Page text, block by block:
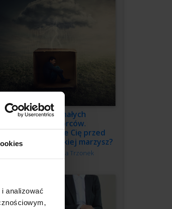
analizować
3 grzechy małych
przedsiębiorców.
Co powstrzymuje Cię przed
firmy, o jakiej marzysz?
Katarzyna Trzonek